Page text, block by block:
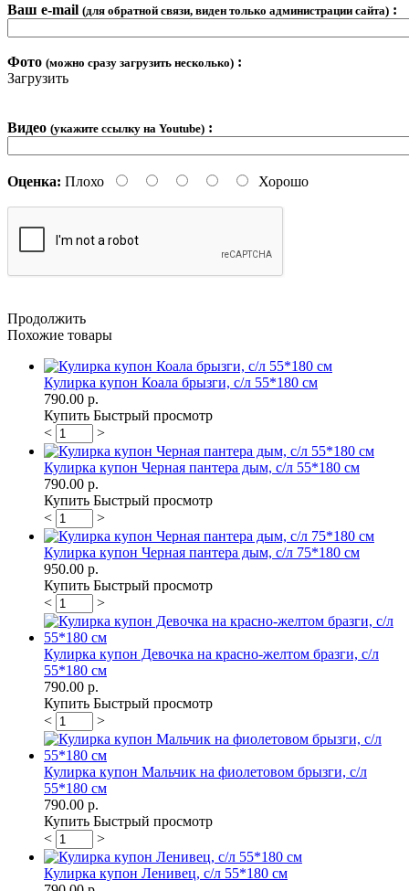
Ваш e-mail (для обратной связи, виден только администрации сайта) :
Фото (можно сразу загрузить несколько) :
Загрузить
Видео (укажите ссылку на Youtube) :
Оценка: Плохо Хорошо
Продолжить
Похожие товары
Кулирка купон Коала брызги, с/л 55*180 см
790.00 р.
Купить Быстрый просмотр
<
>
Кулирка купон Черная пантера дым, с/л 55*180 см
790.00 р.
Купить Быстрый просмотр
<
>
Кулирка купон Черная пантера дым, с/л 75*180 см
950.00 р.
Купить Быстрый просмотр
<
>
Кулирка купон Девочка на красно-желтом бразги, с/л
55*180 см
790.00 р.
Купить Быстрый просмотр
<
>
Кулирка купон Мальчик на фиолетовом брызги, с/л
55*180 см
790.00 р.
Купить Быстрый просмотр
<
>
Кулирка купон Ленивец, с/л 55*180 см